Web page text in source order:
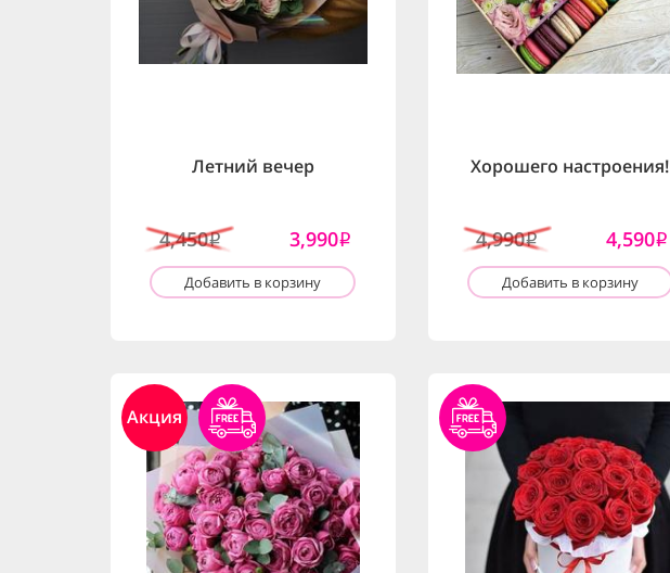
Летний вечер
4,450i 3,990i
Добавить в корзину
Хорошего настроения!
4,990i 4,590i
Добавить в корзину
Акция